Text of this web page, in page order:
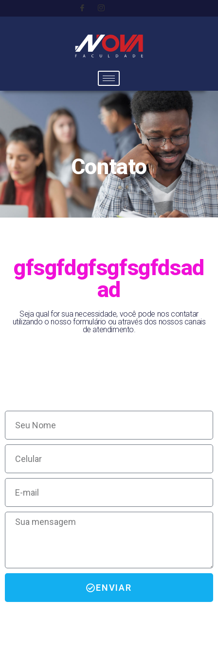
Contato
gfsgfdgfsgfsgfdsad
ad
Seja qual for sua necessidade, você pode nos contatar
utilizando o nosso formulário ou através dos nossos canais
de atendimento.
ENVIAR